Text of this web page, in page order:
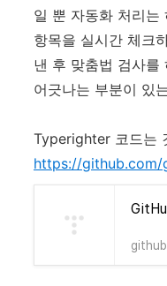
일 뿐 자동화 처리는
항목을 실시간 체크
낸 후 맞춤법 검사를
어긋나는 부분이 있
Typerighter 코드는
https://